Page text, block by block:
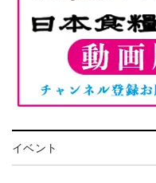
イベント